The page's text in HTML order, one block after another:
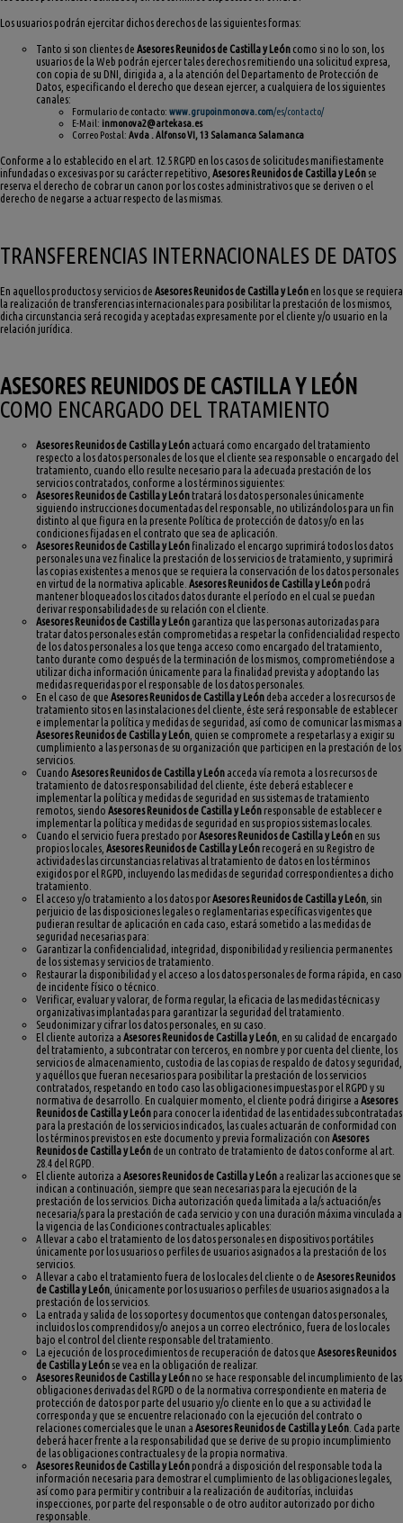
Los usuarios podrán ejercitar dichos derechos de las siguientes formas:
Tanto si son clientes de Asesores Reunidos de Castilla y León como si no lo son, los
usuarios de la Web podrán ejercer tales derechos remitiendo una solicitud expresa,
con copia de su DNI, dirigida a, a la atención del Departamento de Protección de
Datos, especificando el derecho que desean ejercer, a cualquiera de los siguientes
canales:
Formulario de contacto: www.grupoinmonova.com/es/contacto/
E-Mail: inmonova2@artekasa.es
Correo Postal: Avda . Alfonso VI, 13 Salamanca Salamanca
Conforme a lo establecido en el art. 12.5 RGPD en los casos de solicitudes manifiestamente
infundadas o excesivas por su carácter repetitivo, Asesores Reunidos de Castilla y León se
reserva el derecho de cobrar un canon por los costes administrativos que se deriven o el
derecho de negarse a actuar respecto de las mismas.
TRANSFERENCIAS INTERNACIONALES DE DATOS
En aquellos productos y servicios de Asesores Reunidos de Castilla y León en los que se requiera
la realización de transferencias internacionales para posibilitar la prestación de los mismos,
dicha circunstancia será recogida y aceptadas expresamente por el cliente y/o usuario en la
relación jurídica.
ASESORES REUNIDOS DE CASTILLA Y LEÓN
COMO ENCARGADO DEL TRATAMIENTO
Asesores Reunidos de Castilla y León actuará como encargado del tratamiento
respecto a los datos personales de los que el cliente sea responsable o encargado del
tratamiento, cuando ello resulte necesario para la adecuada prestación de los
servicios contratados, conforme a los términos siguientes:
Asesores Reunidos de Castilla y León tratará los datos personales únicamente
siguiendo instrucciones documentadas del responsable, no utilizándolos para un fin
distinto al que figura en la presente Política de protección de datos y/o en las
condiciones fijadas en el contrato que sea de aplicación.
Asesores Reunidos de Castilla y León finalizado el encargo suprimirá todos los datos
personales una vez finalice la prestación de los servicios de tratamiento, y suprimirá
las copias existentes a menos que se requiera la conservación de los datos personales
en virtud de la normativa aplicable. Asesores Reunidos de Castilla y León podrá
mantener bloqueados los citados datos durante el período en el cual se puedan
derivar responsabilidades de su relación con el cliente.
Asesores Reunidos de Castilla y León garantiza que las personas autorizadas para
tratar datos personales están comprometidas a respetar la confidencialidad respecto
de los datos personales a los que tenga acceso como encargado del tratamiento,
tanto durante como después de la terminación de los mismos, comprometiéndose a
utilizar dicha información únicamente para la finalidad prevista y adoptando las
medidas requeridas por el responsable de los datos personales.
En el caso de que Asesores Reunidos de Castilla y León deba acceder a los recursos de
tratamiento sitos en las instalaciones del cliente, éste será responsable de establecer
e implementar la política y medidas de seguridad, así como de comunicar las mismas a
Asesores Reunidos de Castilla y León , quien se compromete a respetarlas y a exigir su
cumplimiento a las personas de su organización que participen en la prestación de los
servicios.
Cuando Asesores Reunidos de Castilla y León acceda vía remota a los recursos de
tratamiento de datos responsabilidad del cliente, éste deberá establecer e
implementar la política y medidas de seguridad en sus sistemas de tratamiento
remotos, siendo Asesores Reunidos de Castilla y León responsable de establecer e
implementar la política y medidas de seguridad en sus propios sistemas locales.
Cuando el servicio fuera prestado porAsesores Reunidos de Castilla y León en sus
propios locales, Asesores Reunidos de Castilla y León recogerá en su Registro de
actividades las circunstancias relativas al tratamiento de datos en los términos
exigidos por el RGPD, incluyendo las medidas de seguridad correspondientes a dicho
tratamiento.
El acceso y/o tratamiento a los datos porAsesores Reunidos de Castilla y León , sin
perjuicio de las disposiciones legales o reglamentarias específicas vigentes que
pudieran resultar de aplicación en cada caso, estará sometido a las medidas de
seguridad necesarias para:
Garantizar la confidencialidad, integridad, disponibilidad y resiliencia permanentes
de los sistemas y servicios de tratamiento.
Restaurar la disponibilidad y el acceso a los datos personales de forma rápida, en caso
de incidente físico o técnico.
Verificar, evaluar y valorar, de forma regular, la eficacia de las medidas técnicas y
organizativas implantadas para garantizar la seguridad del tratamiento.
Seudonimizar y cifrar los datos personales, en su caso.
El cliente autoriza a Asesores Reunidos de Castilla y León , en su calidad de encargado
del tratamiento, a subcontratar con terceros, en nombre y por cuenta del cliente, los
servicios de almacenamiento, custodia de las copias de respaldo de datos y seguridad,
y aquéllos que fueran necesarios para posibilitar la prestación de los servicios
contratados, respetando en todo caso las obligaciones impuestas por el RGPD y su
normativa de desarrollo. En cualquier momento, el cliente podrá dirigirse a Asesores
Reunidos de Castilla y León para conocer la identidad de las entidades subcontratadas
para la prestación de los servicios indicados, las cuales actuarán de conformidad con
los términos previstos en este documento y previa formalización con Asesores
Reunidos de Castilla y León de un contrato de tratamiento de datos conforme al art.
28.4 del RGPD.
El cliente autoriza a Asesores Reunidos de Castilla y León a realizar las acciones que se
indican a continuación, siempre que sean necesarias para la ejecución de la
prestación de los servicios. Dicha autorización queda limitada a la/s actuación/es
necesaria/s para la prestación de cada servicio y con una duración máxima vinculada a
la vigencia de las Condiciones contractuales aplicables:
A llevar a cabo el tratamiento de los datos personales en dispositivos portátiles
únicamente por los usuarios o perfiles de usuarios asignados a la prestación de los
servicios.
A llevar a cabo el tratamiento fuera de los locales del cliente o de Asesores Reunidos
de Castilla y León , únicamente por los usuarios o perfiles de usuarios asignados a la
prestación de los servicios.
La entrada y salida de los soportes y documentos que contengan datos personales,
incluidos los comprendidos y/o anejos a un correo electrónico, fuera de los locales
bajo el control del cliente responsable del tratamiento.
La ejecución de los procedimientos de recuperación de datos que Asesores Reunidos
de Castilla y León se vea en la obligación de realizar.
Asesores Reunidos de Castilla y León no se hace responsable del incumplimiento de las
obligaciones derivadas del RGPD o de la normativa correspondiente en materia de
protección de datos por parte del usuario y/o cliente en lo que a su actividad le
corresponda y que se encuentre relacionado con la ejecución del contrato o
relaciones comerciales que le unan a Asesores Reunidos de Castilla y León . Cada parte
deberá hacer frente a la responsabilidad que se derive de su propio incumplimiento
de las obligaciones contractuales y de la propia normativa.
Asesores Reunidos de Castilla y León pondrá a disposición del responsable toda la
información necesaria para demostrar el cumplimiento de las obligaciones legales,
así como para permitir y contribuir a la realización de auditorías, incluidas
inspecciones, por parte del responsable o de otro auditor autorizado por dicho
responsable.